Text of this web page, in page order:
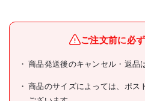
ブランド名
商品名
ご注文前に必
商品発送後のキャンセル・返品
商品のサイズによっては、ポス